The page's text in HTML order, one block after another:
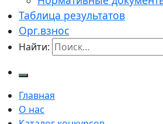
Таблица результатов
Орг.взнос
Найти:
Главная
О нас